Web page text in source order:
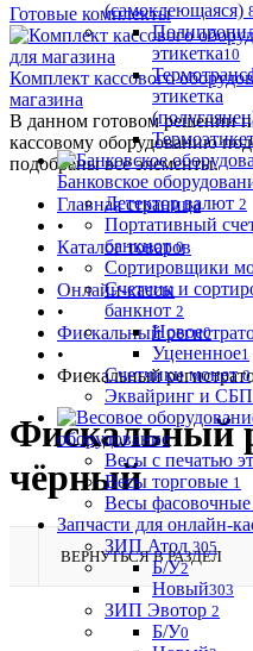
(самоклеющаяся)
этикетка10
этикетка
Банковское
Детектор валют 2
Портативный
банкнот 0
Сортировщики
Счетчик и
банкнот 2
Новое0
Уцененное1
Счетчики монет 0
Эквайринг и СБП
оборудование
Весы с печатью
Весы торговые 1
Весы фасовочные
Запчасти для онлайн-
ЗИП Атол 305
Б/У2
Новый303
ЗИП Эвотор 2
Б/У0
Готовые комплекты
Комплект кассового
магазина
В данном готовом решении
кассовому оборудованию
подобраны все элементы.
Главная страница
•
Каталог товаров
•
Онлайн-кассы
•
Фискальный
•
Фискальный
Фискальный
чёрный
ВЕРНУТЬСЯ В РАЗДЕЛ